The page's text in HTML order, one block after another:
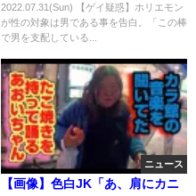
たまらないんだよ。」【堀江貴
文/東谷義和/ガーシー/切り抜き/
2022.07.31(Sun) 【ゲイ疑惑】ホリエモン
が性の対象は男である事を告白。「この棒
で男を支配している...
ニュース
【画像】色白JK「あ、肩にカニ